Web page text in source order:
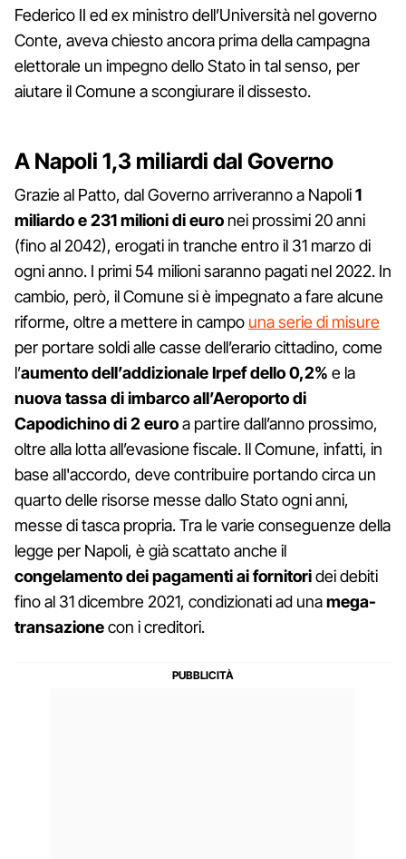
Federico II ed ex ministro dell’Università nel governo
Conte, aveva chiesto ancora prima della campagna
elettorale un impegno dello Stato in tal senso, per
aiutare il Comune a scongiurare il dissesto.
A Napoli 1,3 miliardi dal Governo
Grazie al Patto, dal Governo arriveranno a Napoli1
miliardo e 231 milioni di euro nei prossimi 20 anni
(fino al 2042), erogati in tranche entro il 31 marzo di
ogni anno. I primi 54 milioni saranno pagati nel 2022. In
cambio, però, il Comune si è impegnato a fare alcune
riforme, oltre a mettere in campo una serie di misure
per portare soldi alle casse dell’erario cittadino, come
l’aumento dell’addizionale Irpef dello 0,2% e la
nuova tassa di imbarco all’Aeroporto di
Capodichino di 2 euroa partire dall’anno prossimo,
oltre alla lotta all’evasione fiscale. Il Comune, infatti, in
base all'accordo, deve contribuire portando circa un
quarto delle risorse messe dallo Stato ogni anni,
messe di tasca propria. Tra le varie conseguenze della
legge per Napoli, è già scattato anche il
congelamento dei pagamenti ai fornitoridei debiti
fino al 31 dicembre 2021, condizionati ad unamega-
transazionecon i creditori.